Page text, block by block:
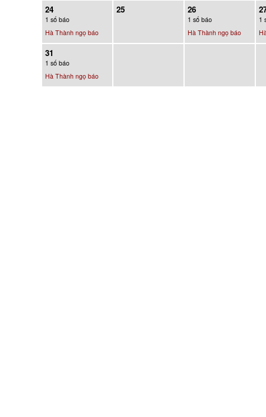
24
1 số báo
Hà Thành ngọ báo
25 26
1 số báo
Hà Thành ngọ báo
1
31
1 số báo
Hà Thành ngọ báo